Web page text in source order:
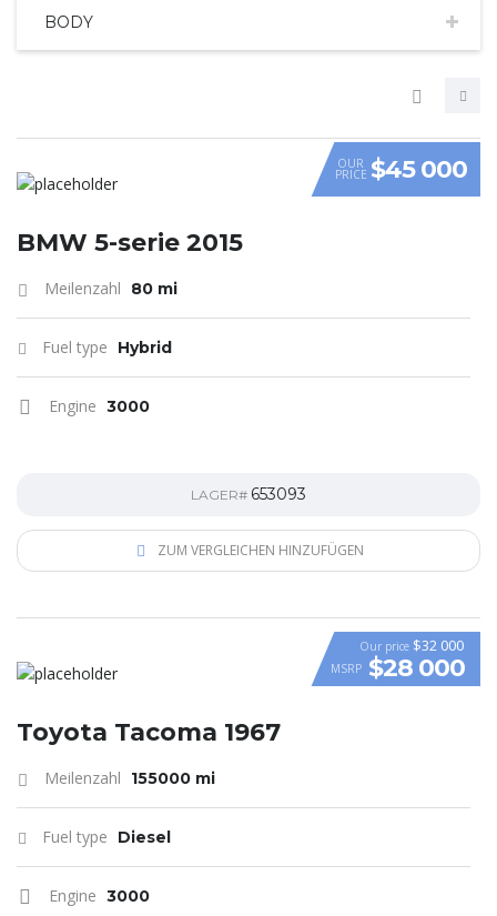
BODY
VIDEO
OUR
PRICE $45 000
BMW 5-serie 2015
Meilenzahl 80 mi
Fuel type Hybrid
Engine 3000
LAGER# 653093
ZUM VERGLEICHEN HINZUFÜGEN
Our price $32 000
MSRP $28 000
Toyota Tacoma 1967
Meilenzahl 155000 mi
Fuel type Diesel
Engine 3000